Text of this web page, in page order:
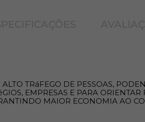
TRáFEGO DE PESSOAS,
EMPRESAS E PARA
MAIOR ECONOMIA AO